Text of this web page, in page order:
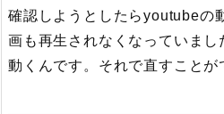
確認しようとしたらyoutubeの
画も再生されなくなっていま
動くんです。 それで直すこと